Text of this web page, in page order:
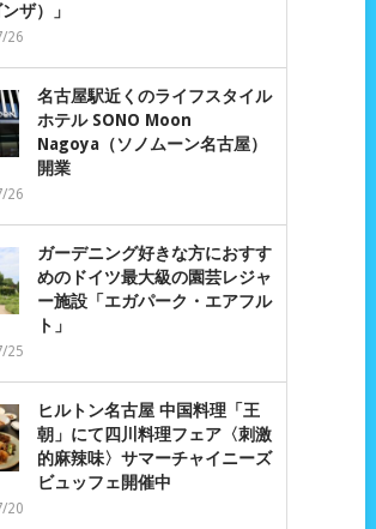
ザ）」
26
名古屋駅近くのライフスタイル
ホテル SONO Moon
Nagoya（ソノムーン名古屋）
開業
26
ガーデニング好きな方におすす
めのドイツ最大級の園芸レジャ
ー施設「エガパーク・エアフル
ト」
25
ヒルトン名古屋 中国料理「王
朝」にて四川料理フェア〈刺激
的麻辣味〉サマーチャイニーズ
ビュッフェ開催中
20